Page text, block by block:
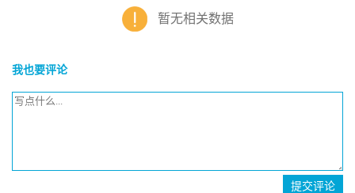
暂无相关数据
我也要评论
提交评论